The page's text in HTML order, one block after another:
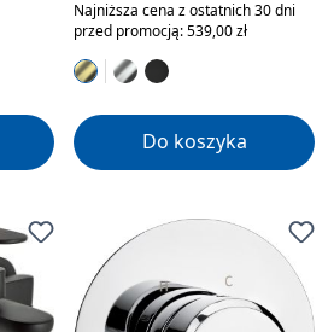
Najniższa cena z ostatnich 30 dni
przed promocją: 539,00 zł
Do koszyka